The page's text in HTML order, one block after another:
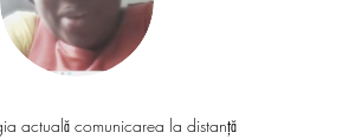
actuală comunicarea la distanță